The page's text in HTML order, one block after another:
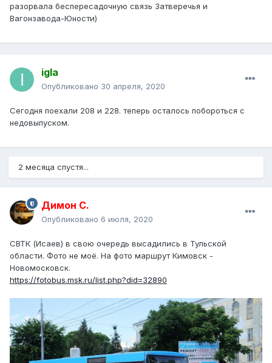
разорвала беспересадочную связь Затверечья и
Вагонзавода-Юности)
igla
Опубликовано 30 апреля, 2020
Сегодня поехали 208 и 228. теперь осталось побороться с
недовыпуском.
2 месяца спустя...
Димон С.
Опубликовано 6 июля, 2020
СВТК (Исаев) в свою очередь высадились в Тульской
области. Фото не моё. На фото маршрут Кимовск -
Новомосковск.
https://fotobus.msk.ru/list.php?did=32890